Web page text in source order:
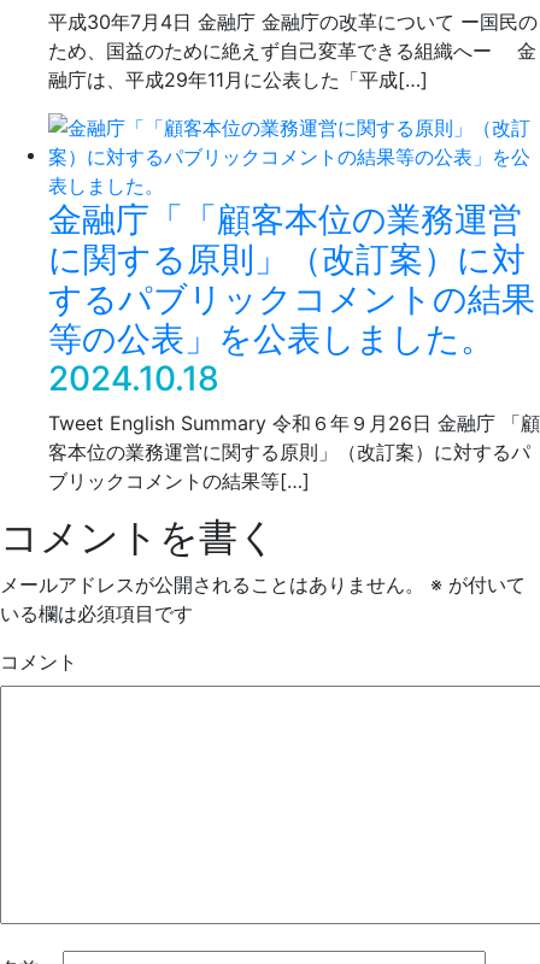
平成30年7月4日 金融庁 金融庁の改革について ー国民の
ため、国益のために絶えず自己変革できる組織へー 金
融庁は、平成29年11月に公表した「平成[…]
金融庁「「顧客本位の業務運営
に関する原則」（改訂案）に対
するパブリックコメントの結果
等の公表」を公表しました。
2024.10.18
Tweet English Summary 令和６年９月26日 金融庁 「顧
客本位の業務運営に関する原則」（改訂案）に対するパ
ブリックコメントの結果等[…]
コメントを書く
メールアドレスが公開されることはありません。 ※ が付いて
いる欄は必須項目です
コメント